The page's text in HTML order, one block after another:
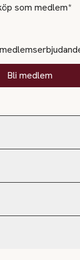
som medlem*
Bli medlem